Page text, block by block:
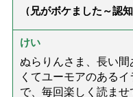
（兄がボケました～認
達』が届きました」）
けい
ぬらりんさま、長い
くてユーモアのある
で、毎回楽しく読ま